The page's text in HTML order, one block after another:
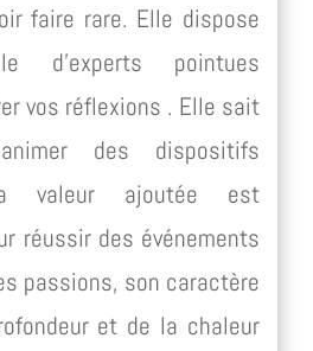
faire rare. Elle dispose
d’experts pointues
vos réflexions . Elle sait
des dispositifs
valeur ajoutée est
réussir des événements
passions, son caractère
et de la chaleur